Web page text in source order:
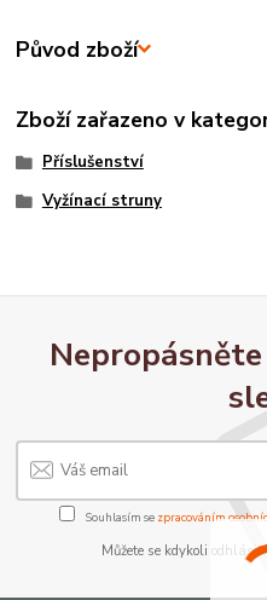
Původ zboží
Zboží zařazeno v
Příslušenství
Vyžínací struny
Souhlasím se zpracováním
Můžete se kdykoli